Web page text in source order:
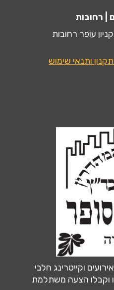
| רחובות
תקנון ותנאי שימוש
וקייטרינג חלבי
וקבלו הצעה משתלמת